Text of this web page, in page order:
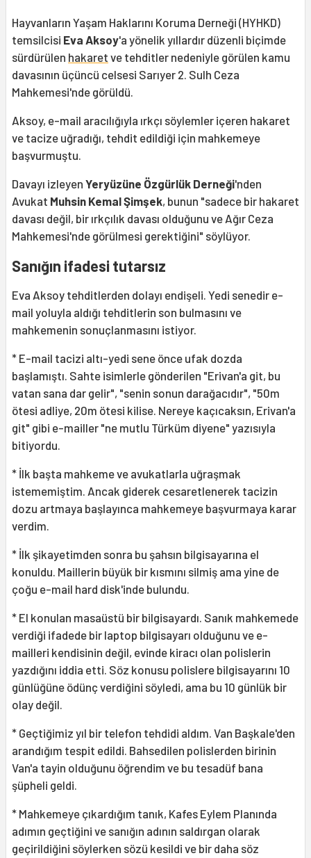
Hayvanların Yaşam Haklarını Koruma Derneği (HYHKD)
temsilcisi Eva Aksoy'a yönelik yıllardır düzenli biçimde
sürdürülen hakaret ve tehditler nedeniyle görülen kamu
davasının üçüncü celsesi Sarıyer 2. Sulh Ceza
Mahkemesi'nde görüldü.
Aksoy, e-mail aracılığıyla ırkçı söylemler içeren hakaret
ve tacize uğradığı, tehdit edildiği için mahkemeye
başvurmuştu.
Davayı izleyen Yeryüzüne Özgürlük Derneği'nden
Avukat Muhsin Kemal Şimşek, bunun "sadece bir hakaret
davası değil, bir ırkçılık davası olduğunu ve Ağır Ceza
Mahkemesi'nde görülmesi gerektiğini" söylüyor.
Sanığın ifadesi tutarsız
Eva Aksoy tehditlerden dolayı endişeli. Yedi senedir e-
mail yoluyla aldığı tehditlerin son bulmasını ve
mahkemenin sonuçlanmasını istiyor.
* E-mail tacizi altı-yedi sene önce ufak dozda
başlamıştı. Sahte isimlerle gönderilen "Erivan'a git, bu
vatan sana dar gelir", "senin sonun darağacıdır", "50m
ötesi adliye, 20m ötesi kilise. Nereye kaçıcaksın, Erivan'a
git" gibi e-mailler "ne mutlu Türküm diyene" yazısıyla
bitiyordu.
* İlk başta mahkeme ve avukatlarla uğraşmak
istememiştim. Ancak giderek cesaretlenerek tacizin
dozu artmaya başlayınca mahkemeye başvurmaya karar
verdim.
* İlk şikayetimden sonra bu şahsın bilgisayarına el
konuldu. Maillerin büyük bir kısmını silmiş ama yine de
çoğu e-mail hard disk'inde bulundu.
* El konulan masaüstü bir bilgisayardı. Sanık mahkemede
verdiği ifadede bir laptop bilgisayarı olduğunu ve e-
mailleri kendisinin değil, evinde kiracı olan polislerin
yazdığını iddia etti. Söz konusu polislere bilgisayarını 10
günlüğüne ödünç verdiğini söyledi, ama bu 10 günlük bir
olay değil.
* Geçtiğimiz yıl bir telefon tehdidi aldım. Van Başkale'den
arandığım tespit edildi. Bahsedilen polislerden birinin
Van'a tayin olduğunu öğrendim ve bu tesadüf bana
şüpheli geldi.
* Mahkemeye çıkardığım tanık, Kafes Eylem Planında
adımın geçtiğini ve sanığın adının saldırgan olarak
geçirildiğini söylerken sözü kesildi ve bir daha söz